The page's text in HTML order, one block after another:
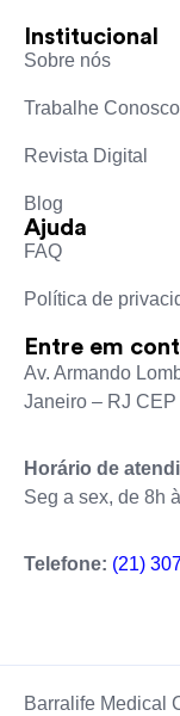
Institucional
Sobre nós
Trabalhe Conosco
Revista Digital
Blog
Ajuda
FAQ
Política de
Entre em
Av. Armando
Janeiro – RJ
Horário de
Seg a sex, de 8h
Telefone: (21)
Barralife Medical